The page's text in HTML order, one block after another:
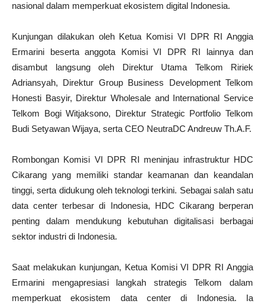
nasional dalam memperkuat ekosistem digital Indonesia.
Kunjungan dilakukan oleh Ketua Komisi VI DPR RI Anggia
Ermarini beserta anggota Komisi VI DPR RI lainnya dan
disambut langsung oleh Direktur Utama Telkom Ririek
Adriansyah, Direktur Group Business Development Telkom
Honesti Basyir, Direktur Wholesale and International Service
Telkom Bogi Witjaksono, Direktur Strategic Portfolio Telkom
Budi Setyawan Wijaya, serta CEO NeutraDC Andreuw Th.A.F.
Rombongan Komisi VI DPR RI meninjau infrastruktur HDC
Cikarang yang memiliki standar keamanan dan keandalan
tinggi, serta didukung oleh teknologi terkini. Sebagai salah satu
data center terbesar di Indonesia, HDC Cikarang berperan
penting dalam mendukung kebutuhan digitalisasi berbagai
sektor industri di Indonesia.
Saat melakukan kunjungan, Ketua Komisi VI DPR RI Anggia
Ermarini mengapresiasi langkah strategis Telkom dalam
memperkuat ekosistem data center di Indonesia. Ia